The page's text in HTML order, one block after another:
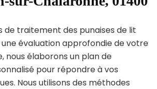
de traitement des punaises de lit
évaluation approfondie de votre
nous élaborons un plan de
pour répondre à vos
Nous utilisons des méthodes